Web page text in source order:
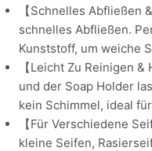
【Schnelles
schnelles Abfließen.
Kunststoff, um weiche
【Leicht Zu Reinigen
und der Soap Holder
kein Schimmel, ideal
【Für Verschiedene
kleine Seifen,